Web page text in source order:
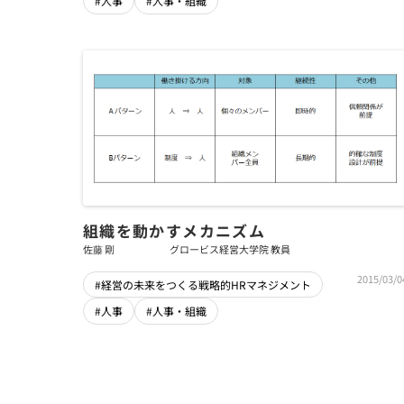
組織を動かすメカニズム
佐藤 剛 グロービス経営大学院 教員
#経営の未来をつくる戦略的HRマネジメント
#人事
#人事・組織
2015/03/